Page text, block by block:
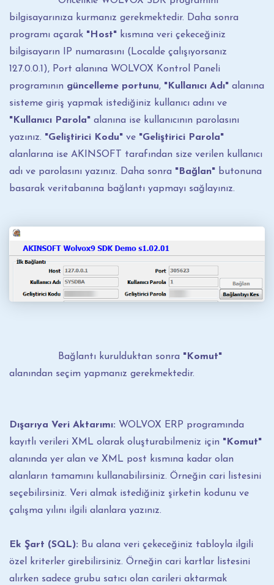
bilgisayarınıza kurmanız gerekmektedir. Daha sonra
programı açarak "Host" kısmına veri çekeceğiniz
bilgisayarın IP numarasını (Localde çalışıyorsanız
127.0.0.1), Port alanına WOLVOX Kontrol Paneli
programının güncelleme portunu, "Kullanıcı Adı" alanına
sisteme giriş yapmak istediğiniz kullanıcı adını ve
"Kullanıcı Parola" alanına ise kullanıcının parolasını
yazınız. "Geliştirici Kodu" ve "Geliştirici Parola"
alanlarına ise AKINSOFT tarafından size verilen kullanıcı
adı ve parolasını yazınız. Daha sonra "Bağlan" butonuna
basarak veritabanına bağlantı yapmayı sağlayınız.
Bağlantı kurulduktan sonra "Komut"
alanından seçim yapmanız gerekmektedir.
Dışarıya Veri Aktarımı: WOLVOX ERP programında
kayıtlı verileri XML olarak oluşturabilmeniz için "Komut"
alanında yer alan ve XML post kısmına kadar olan
alanların tamamını kullanabilirsiniz. Örneğin cari listesini
seçebilirsiniz. Veri almak istediğiniz şirketin kodunu ve
çalışma yılını ilgili alanlara yazınız.
Ek Şart (SQL): Bu alana veri çekeceğiniz tabloyla ilgili
özel kriterler girebilirsiniz. Örneğin cari kartlar listesini
alırken sadece grubu satıcı olan carileri aktarmak